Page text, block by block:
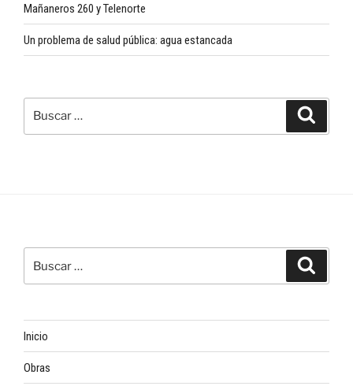
Mañaneros 260 y Telenorte
Un problema de salud pública: agua estancada
Inicio
Obras